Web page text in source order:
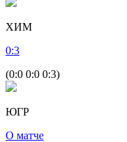
ХИМ
0:3
(0:0 0:0 0:3)
ЮГР
О матче